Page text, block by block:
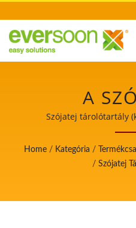
A
EGYIK
Szójatej tárolótartály
automatikus tofu- és
Home / Kategória /
/ Szójatej